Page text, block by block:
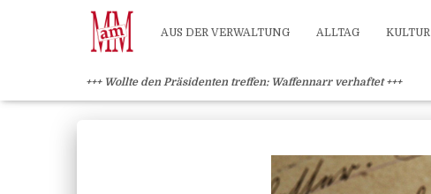
Weiterlesen" /> Weiterlesen" />
AUS DER VERWALTUNG ALLTAG KULTUR
+++ Wollte den Präsidenten treffen: Waffennarr verhaftet +++